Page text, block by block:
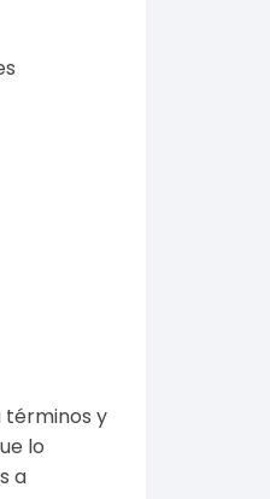
términos y
lo
a